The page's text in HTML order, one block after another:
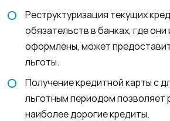
Реструктуризация текущих
обязательств в банках, где
оформлены, может
льготы.
Получение кредитной карты с
льготным периодом позволяет
наиболее дорогие кредиты.